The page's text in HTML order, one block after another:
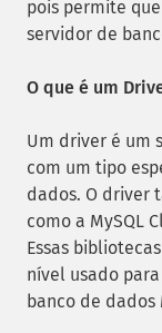
pois permite
servidor de
O que é um
Um driver é um
com um tipo
dados. O driver
como a MySQL
Essas
nível usado
banco de dados